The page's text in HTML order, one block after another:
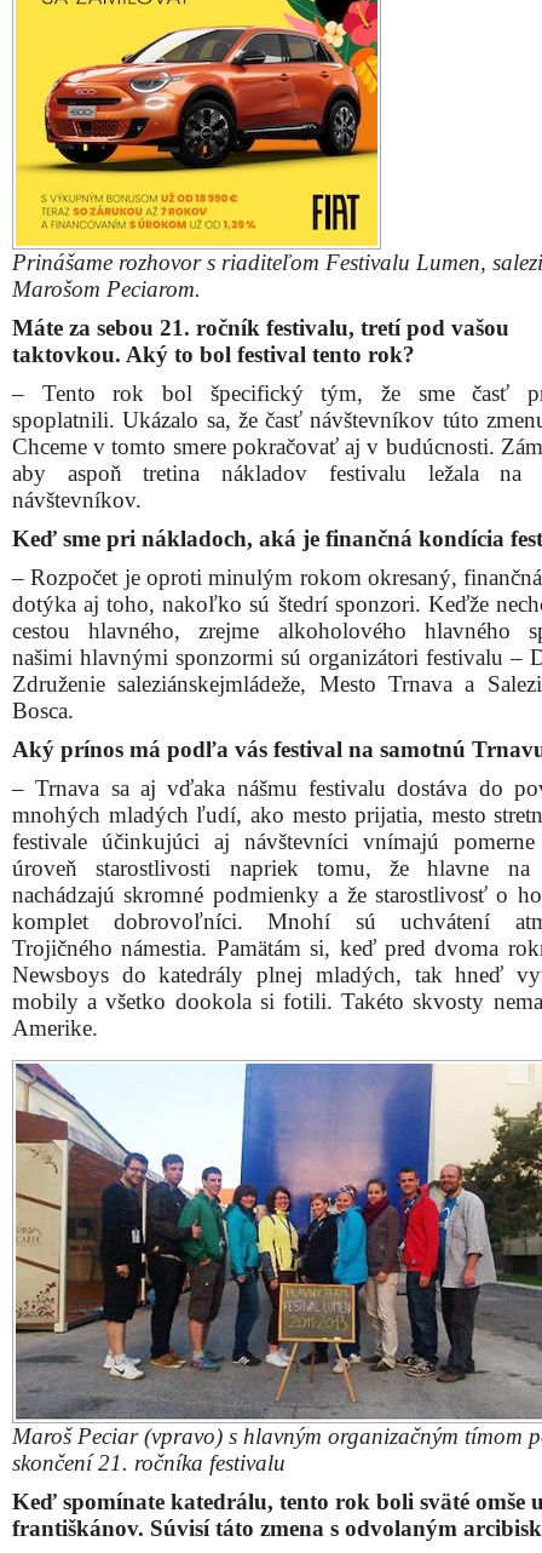
Prinášame rozhovor s riaditeľom Festivalu Lumen,
Marošom Peciarom.
Máte za sebou 21. ročník festivalu, tretí pod vašou
taktovkou. Aký to bol festival tento rok?
– Tento rok bol špecifický tým, že sme časť
spoplatnili. Ukázalo sa, že časť návštevníkov túto
Chceme v tomto smere pokračovať aj v budúcnosti.
aby aspoň tretina nákladov festivalu ležala na
návštevníkov.
Keď sme pri nákladoch, aká je finančná kondícia
– Rozpočet je oproti minulým rokom okresaný,
dotýka aj toho, nakoľko sú štedrí sponzori. Keďže
cestou hlavného, zrejme alkoholového hlavného
našimi hlavnými sponzormi sú organizátori festivalu –
Združenie saleziánskejmládeže, Mesto Trnava a
Bosca.
Aký prínos má podľa vás festival na samotnú
– Trnava sa aj vďaka nášmu festivalu dostáva do
mnohých mladých ľudí, ako mesto prijatia, mesto
festivale účinkujúci aj návštevníci vnímajú
úroveň starostlivosti napriek tomu, že hlavne na
nachádzajú skromné podmienky a že starostlivosť o
komplet dobrovoľníci. Mnohí sú uchvátení
Trojičného námestia. Pamätám si, keď pred dvoma
Newsboys do katedrály plnej mladých, tak hneď
mobily a všetko dookola si fotili. Takéto skvosty
Amerike.
Maroš Peciar (vpravo) s hlavným organizačným tímom
skončení 21. ročníka festivalu
Keď spomínate katedrálu, tento rok boli sväté omše
františkánov. Súvisí táto zmena s odvolaným